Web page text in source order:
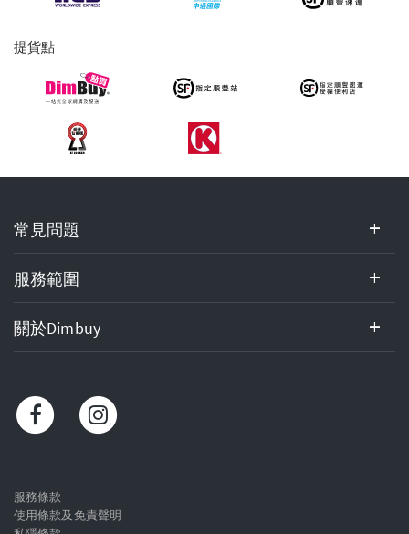
提貨點
見
問
題,
服
務
範
於
Dimbuy,
服
務
常見問題
服務範圍
關於Dimbuy
服務條款
使用條款及免責聲明